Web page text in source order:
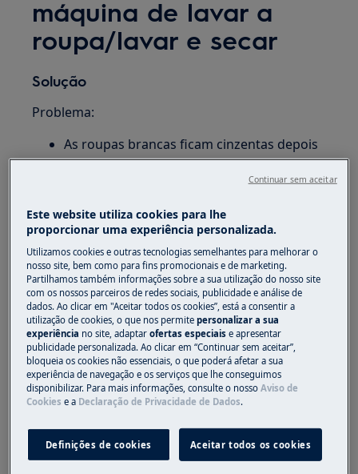
máquina de lavar a
roupa/lavar e secar
Solução
Problema:
As roupas brancas ficam cinzentas depois
da lavagem
Máquina de lavar de carregamento
frontal/de lavar e secar
Máquina de lavar roupa de carregar por
cima
Resolução:
1. Separe sempre a roupa branca e lave-a
separadamente das outras cores
2. Use detergente destinado a roupa branca
(contêm agentes de branqueamento tais
como percarbonato de sódio)
3. Use a quantidade correta de detergente
Este website utiliza cookies para lhe
proporcionar uma experiência personalizada.
Utilizamos cookies e outras tecnologias semelhantes para melhorar o
nosso site, bem como para fins promocionais e de marketing.
Partilhamos também informações sobre a sua utilização do nosso site
com os nossos parceiros de redes sociais, publicidade e análise de
dados. Ao clicar em "Aceitar todos os cookies”, está a consentir a
utilização de cookies, o que nos permitepersonalizar a sua
experiência no site, adaptarofertas especiaise apresentar
publicidade personalizada. Ao clicar em “Continuar sem aceitar”,
bloqueia os cookies não essenciais, o que poderá afetar a sua
experiência de navegação e os serviços que lhe conseguimos
disponibilizar. Para mais informações, consulte o nossoAviso de
Cookies e a Declaração de Privacidade de Dados.
Definições de cookies Aceitar todos os cookies
Continuar sem aceitar